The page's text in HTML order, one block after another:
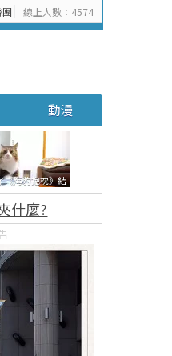
線上人數：4574
動漫
《海豹抱枕》結
，海豹一整個走
什麼?
動漫